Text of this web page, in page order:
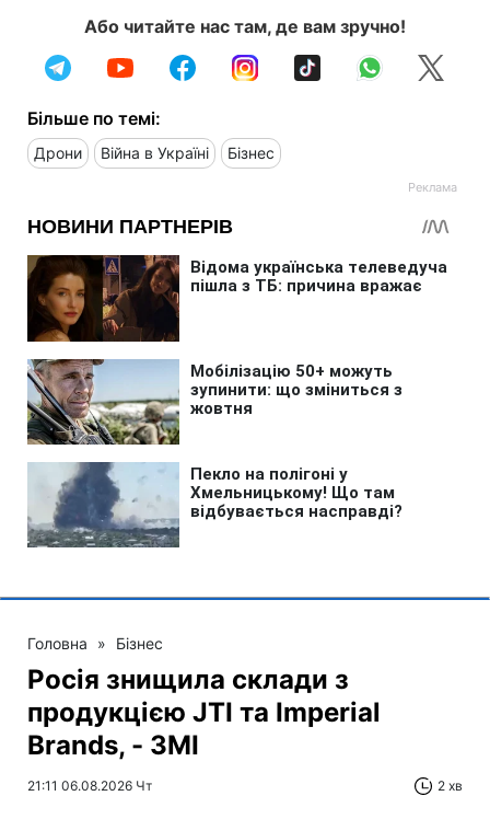
Або читайте нас там, де вам зручно!
Більше по темі:
Дрони Війна в Україні Бізнес
Головна » Бізнес
Росія знищила склади з
продукцією JTI та Imperial
Brands, - ЗМІ
21:11 06.08.2026 Чт 2 хв